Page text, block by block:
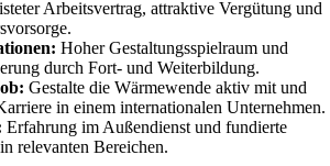
Arbeitsvertrag, attraktive Vergütung und
Hoher Gestaltungsspielraum und
durch Fort- und Weiterbildung.
Gestalte die Wärmewende aktiv mit und
in einem internationalen Unternehmen.
Erfahrung im Außendienst und fundierte
relevanten Bereichen.